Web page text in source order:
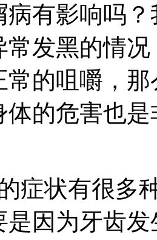
病有影响吗
常发黑的情
常的咀嚼，
体的危害也
症状有很多
是因为牙齿